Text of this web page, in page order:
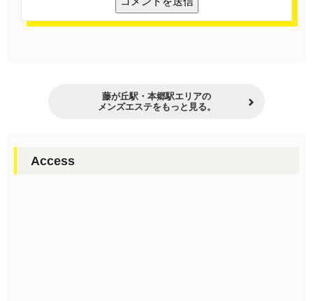
藤が丘駅・本郷駅エリアの
メンズエステをもっと見る。
Access